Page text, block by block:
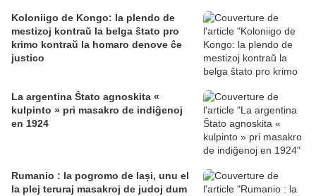
Koloniigo de Kongo: la plendo de
mestizoj kontraŭ la belga ŝtato pro
krimo kontraŭ la homaro denove ĉe
justico
La argentina Ŝtato agnoskita «
kulpinto » pri masakro de indiĝenoj
en 1924
Rumanio : la pogromo de Iași, unu el
la plej teruraj masakroj de judoj dum